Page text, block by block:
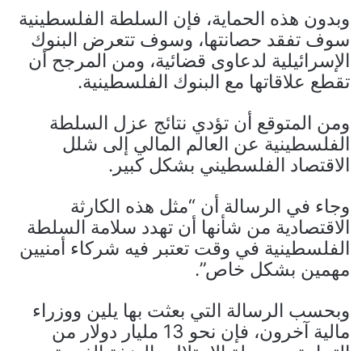
وبدون هذه الحماية، فإن السلطة الفلسطينية
سوف تفقد حصانتها، وسوف تتعرض البنوك
الإسرائيلية لدعاوى قضائية، ومن المرجح أن
تقطع علاقاتها مع البنوك الفلسطينية.
ومن المتوقع أن تؤدي نتائج عزل السلطة
الفلسطينية عن العالم المالي إلى شلل
الاقتصاد الفلسطيني بشكل كبير.
وجاء في الرسالة أن “مثل هذه الكارثة
الاقتصادية من شأنها أن تهدد سلامة السلطة
الفلسطينية في وقت تعتبر فيه شركاء أمنيين
مهمين بشكل خاص”.
وبحسب الرسالة التي بعثت بها يلين ووزراء
مالية آخرون، فإن نحو 13 مليار دولار من